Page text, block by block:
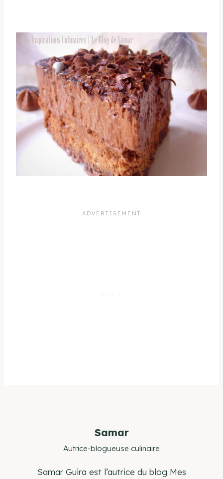
Samar
Autrice-blogueuse culinaire
Samar Guira est l’autrice du blog Mes